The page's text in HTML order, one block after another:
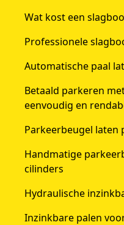
Wat kost een
Professionele
Automatische paal
Betaald parkeren
eenvoudig en
Parkeerbeugel laten
Handmatige
cilinders
Hydraulische
Inzinkbare palen